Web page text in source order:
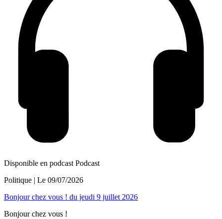
Disponible en podcast Podcast
Politique | Le 09/07/2026
Bonjour chez vous ! du jeudi 9 juillet 2026
Bonjour chez vous !